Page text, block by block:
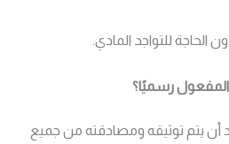
للتواجد المادي.
رسميًا؟
أن يتم توثيقه ومصادقته من جميع